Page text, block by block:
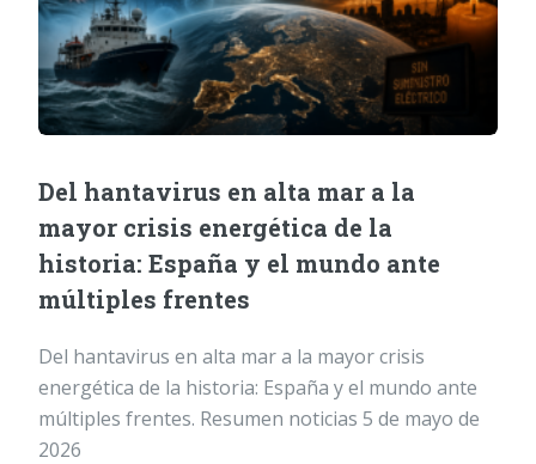
Del hantavirus en alta mar a la
mayor crisis energética de la
historia: España y el mundo ante
múltiples frentes
Del hantavirus en alta mar a la mayor crisis
energética de la historia: España y el mundo ante
múltiples frentes. Resumen noticias 5 de mayo de
2026